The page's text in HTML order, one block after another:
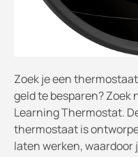
Zoek je een
geld te besparen? Zoek
Learning Thermostat.
thermostaat is
laten werken, waardoor